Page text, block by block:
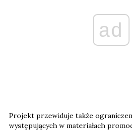
ad
Projekt przewiduje także
występujących w materiałach